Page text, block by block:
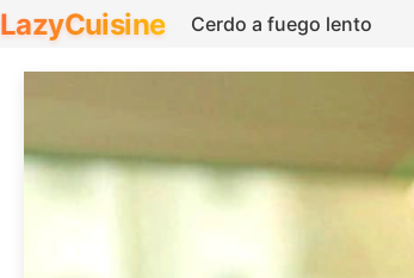
LazyCuisine Cerdo a fuego lento